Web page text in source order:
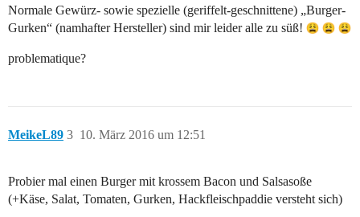
Normale Gewürz- sowie spezielle (geriffelt-geschnittene) „Burger-
Gurken“ (namhafter Hersteller) sind mir leider alle zu süß!
problematique?
MeikeL89 10. März 2016 um 12:51
3
Probier mal einen Burger mit krossem Bacon und Salsasoße
(+Käse, Salat, Tomaten, Gurken, Hackfleischpaddie versteht sich)